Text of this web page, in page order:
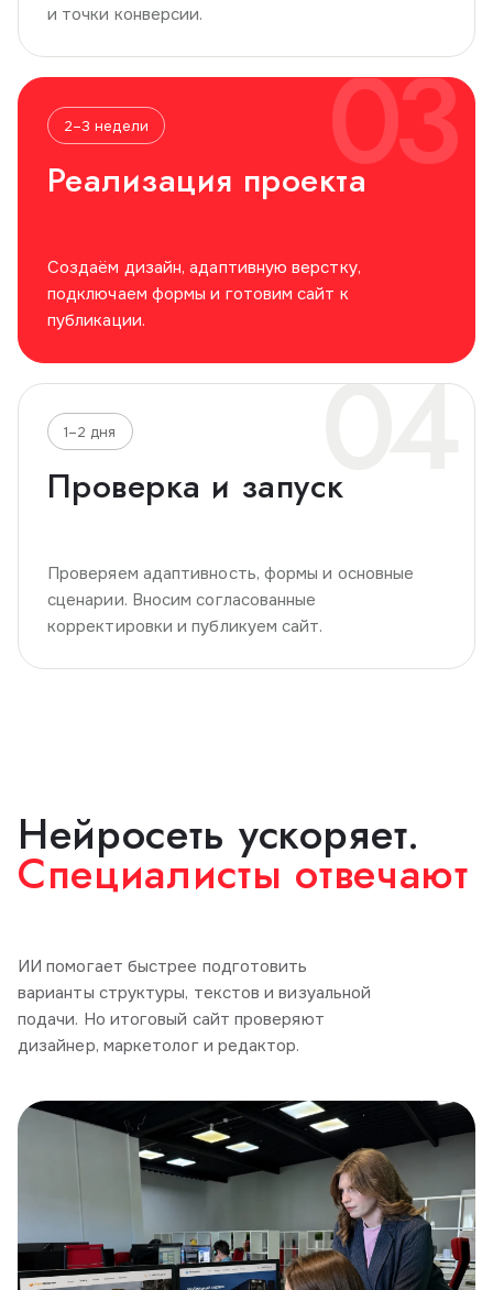
и точки конверсии.
03
2–3 недели
Реализация проекта
Создаём дизайн, адаптивную верстку,
подключаем формы и готовим сайт к
публикации.
04
1–2 дня
Проверка и запуск
Проверяем адаптивность, формы и основные
сценарии. Вносим согласованные
корректировки и публикуем сайт.
Нейросеть ускоряет.
Специалисты отвечают
ИИ помогает быстрее подготовить
варианты структуры, текстов и визуальной
подачи. Но итоговый сайт проверяют
дизайнер, маркетолог и редактор.